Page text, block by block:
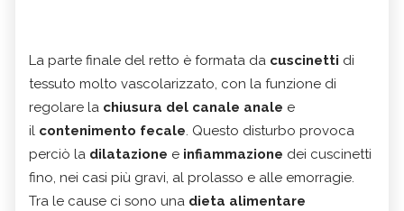
La parte finale del retto è formata da cuscinetti di
tessuto molto vascolarizzato, con la funzione di
regolare la chiusura del canale anale e
il contenimento fecale. Questo disturbo provoca
perciò la dilatazione e infiammazione dei cuscinetti
fino, nei casi più gravi, al prolasso e alle emorragie.
Tra le cause ci sono una dieta alimentare